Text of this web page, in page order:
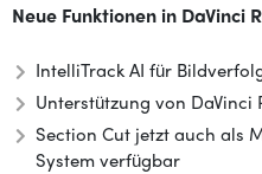
Neue Funktionen in DaVinci
IntelliTrack AI für
Unterstützung von DaVinci
Section Cut jetzt auch als
System verfügbar